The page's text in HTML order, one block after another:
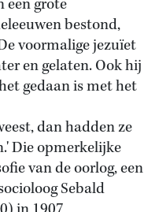
een grote
bestond,
voormalige jezuïet
en gelaten. Ook hij
gedaan is met het
dan hadden ze
Die opmerkelijke
van de oorlog, een
Sebald